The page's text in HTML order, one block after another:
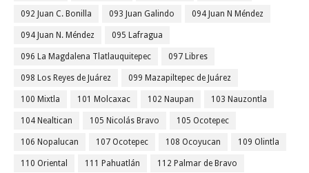
092 Juan C. Bonilla 093 Juan Galindo 094 Juan N Méndez
094 Juan N. Méndez 095 Lafragua
096 La Magdalena Tlatlauquitepec 097 Libres
098 Los Reyes de Juárez 099 Mazapiltepec de Juárez
100 Mixtla 101 Molcaxac 102 Naupan 103 Nauzontla
104 Nealtican 105 Nicolás Bravo 105 Ocotepec
106 Nopalucan 107 Ocotepec 108 Ocoyucan 109 Olintla
110 Oriental 111 Pahuatlán 112 Palmar de Bravo